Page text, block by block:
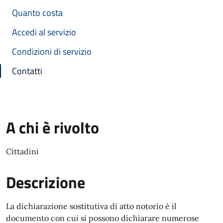
Quanto costa
Accedi al servizio
Condizioni di servizio
Contatti
A chi è rivolto
Cittadini
Descrizione
La dichiarazione sostitutiva di atto notorio è il
documento con cui si possono dichiarare numerose